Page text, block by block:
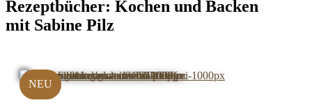
Rezeptbücher: Kochen und Backen
mit Sabine Pilz
NEU